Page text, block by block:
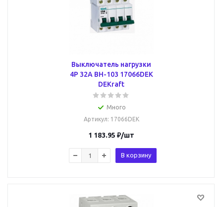
Выключатель нагрузки
4Р 32А ВН-103 17066DEK
DEKraft
Много
Артикул: 17066DEK
1 183.95 ₽/шт
В корзину